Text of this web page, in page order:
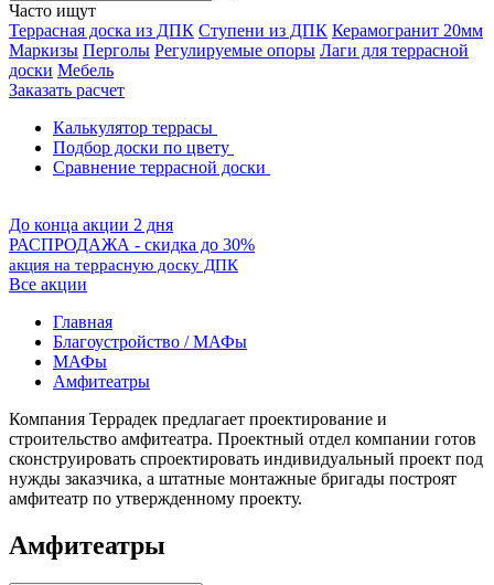
Часто ищут
Террасная доска из ДПК Ступени из ДПК Керамогранит 20мм
Маркизы Перголы Регулируемые опоры Лаги для террасной
доски Мебель
Заказать расчет
Калькулятор террасы
Подбор доски по цвету
Сравнение террасной доски
До конца акции 2 дня
РАСПРОДАЖА - скидка до 30%
акция на террасную доску ДПК
Все акции
Главная
Благоустройство / МАФы
МАФы
Амфитеатры
Компания Террадек предлагает проектирование и
строительство амфитеатра. Проектный отдел компании готов
сконструировать спроектировать индивидуальный проект под
нужды заказчика, а штатные монтажные бригады построят
амфитеатр по утвержденному проекту.
Амфитеатры